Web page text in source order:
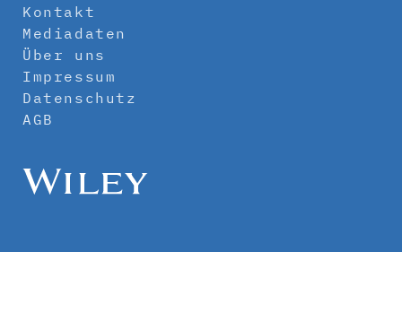
Kontakt
Mediadaten
Über uns
Impressum
Datenschutz
AGB